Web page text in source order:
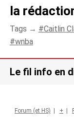
la
Tags → Caitlin
wnba
Le fil info en
Forum (et HS) +